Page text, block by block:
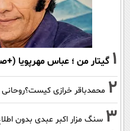
1 گیتار من ؛ عباس مهرپویا
2 محمدباقر خرازی کیست؟روحانی
3 سنگ مزار اکبر عبدی بدون